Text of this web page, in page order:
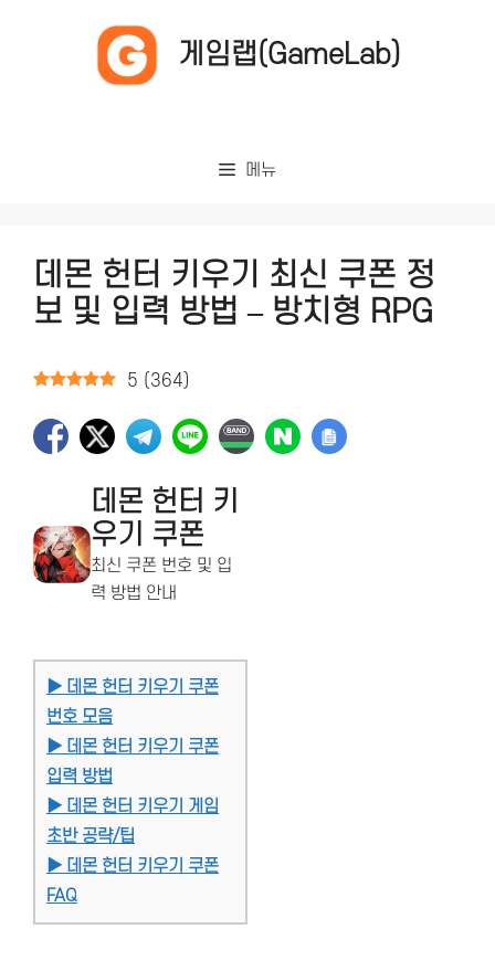
게임랩(GameLab)
메뉴
데몬 헌터 키우기 최신 쿠폰 정
보 및 입력 방법 – 방치형 RPG
5 ( 364)
데몬 헌터 키
우기 쿠폰
최신 쿠폰 번호 및 입
력 방법 안내
▶ 데몬 헌터 키우기 쿠폰
번호 모음
▶ 데몬 헌터 키우기 쿠폰
입력 방법
▶ 데몬 헌터 키우기 게임
초반 공략/팁
▶ 데몬 헌터 키우기 쿠폰
FAQ